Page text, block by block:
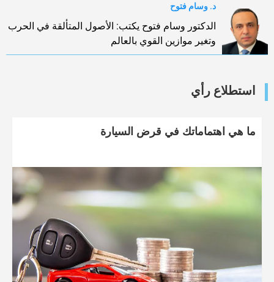
د. وسام فتوح
الدكتور وسام فتوح يكتب: الأصول المتألقة في الحرب
وتغير موازين القوي بالعالم
استطلاع رأي
ما هي اهتماماتك في قرض السيارة